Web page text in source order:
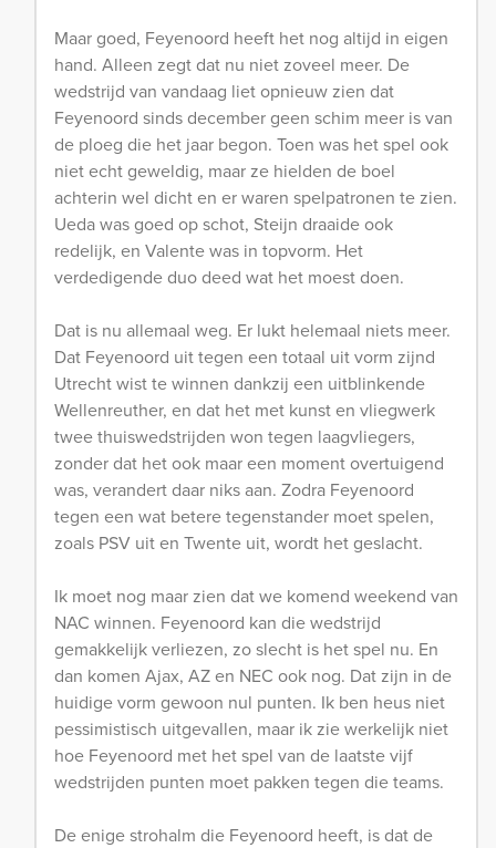
Maar goed, Feyenoord heeft het nog altijd in eigen
hand. Alleen zegt dat nu niet zoveel meer. De
wedstrijd van vandaag liet opnieuw zien dat
Feyenoord sinds december geen schim meer is van
de ploeg die het jaar begon. Toen was het spel ook
niet echt geweldig, maar ze hielden de boel
achterin wel dicht en er waren spelpatronen te zien.
Ueda was goed op schot, Steijn draaide ook
redelijk, en Valente was in topvorm. Het
verdedigende duo deed wat het moest doen.
Dat is nu allemaal weg. Er lukt helemaal niets meer.
Dat Feyenoord uit tegen een totaal uit vorm zijnd
Utrecht wist te winnen dankzij een uitblinkende
Wellenreuther, en dat het met kunst en vliegwerk
twee thuiswedstrijden won tegen laagvliegers,
zonder dat het ook maar een moment overtuigend
was, verandert daar niks aan. Zodra Feyenoord
tegen een wat betere tegenstander moet spelen,
zoals PSV uit en Twente uit, wordt het geslacht.
Ik moet nog maar zien dat we komend weekend van
NAC winnen. Feyenoord kan die wedstrijd
gemakkelijk verliezen, zo slecht is het spel nu. En
dan komen Ajax, AZ en NEC ook nog. Dat zijn in de
huidige vorm gewoon nul punten. Ik ben heus niet
pessimistisch uitgevallen, maar ik zie werkelijk niet
hoe Feyenoord met het spel van de laatste vijf
wedstrijden punten moet pakken tegen die teams.
De enige strohalm die Feyenoord heeft, is dat de